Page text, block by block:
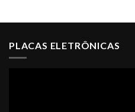
PLACAS ELETRÔNICAS